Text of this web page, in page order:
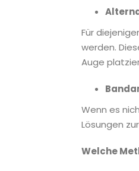
Für
werden.
Auge
Wenn es
Lösungen
Welche